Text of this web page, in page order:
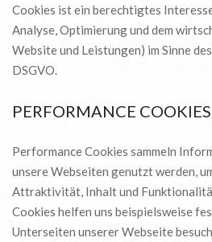
Cookies ist ein berechtigtes
Analyse, Optimierung und dem
Website und Leistungen) im Sinne
DSGVO.
PERFORMANCE COOKIES
Performance Cookies sammeln
unsere Webseiten genutzt werden,
Attraktivität, Inhalt und
Cookies helfen uns beispielsweise
Unterseiten unserer Webseite